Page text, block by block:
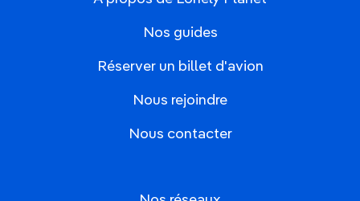
Nos guides
Réserver un billet d'avion
Nous rejoindre
Nous contacter